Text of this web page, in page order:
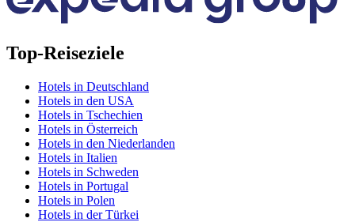
Top-Reiseziele
Hotels in Deutschland
Hotels in den USA
Hotels in Tschechien
Hotels in Österreich
Hotels in den Niederlanden
Hotels in Italien
Hotels in Schweden
Hotels in Portugal
Hotels in Polen
Hotels in der Türkei